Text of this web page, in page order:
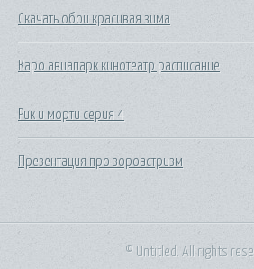
Скачать обои красивая зима
Каро авиапарк кинотеатр расписание
Рик и морти серия 4
Презентация про зороастризм
© Untitled. All rights